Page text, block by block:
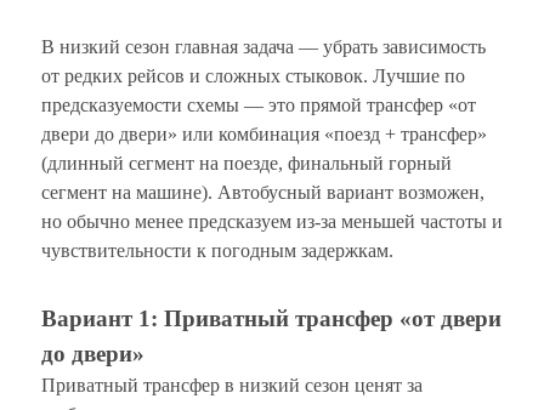
В низкий сезон главная задача — убрать зависимость
от редких рейсов и сложных стыковок. Лучшие по
предсказуемости схемы — это прямой трансфер «от
двери до двери» или комбинация «поезд + трансфер»
(длинный сегмент на поезде, финальный горный
сегмент на машине). Автобусный вариант возможен,
но обычно менее предсказуем из-за меньшей частоты и
чувствительности к погодным задержкам.
Вариант 1: Приватный трансфер «от двери
до двери»
Приватный трансфер в низкий сезон ценят за